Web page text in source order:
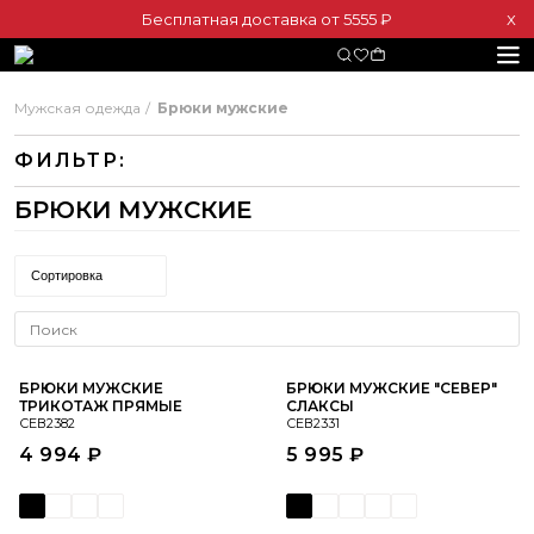
Бесплатная доставка от 5555 ₽ Х
Мужская одежда Брюки мужские
ФИЛЬТР:
БРЮКИ МУЖСКИЕ
Сортировка
СЕВ2382
БРЮКИ МУЖСКИЕ
ТРИКОТАЖ ПРЯМЫЕ
4 994 ₽
СЕВ2331
БРЮКИ МУЖСКИЕ "СЕВЕР"
СЛАКСЫ
5 995 ₽